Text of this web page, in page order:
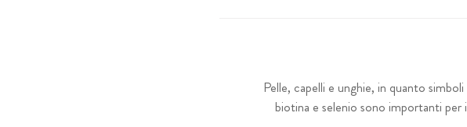
Pelle, capelli e unghie, in quanto
biotina e selenio sono importanti per